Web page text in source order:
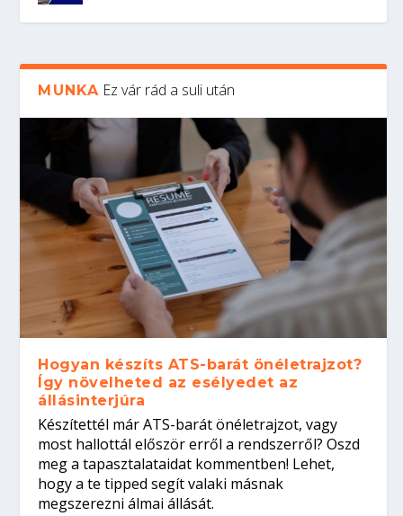
MUNKA Ez vár rád a suli után
Hogyan készíts ATS-barát önéletrajzot?
Így növelheted az esélyedet az
állásinterjúra
Készítettél már ATS-barát önéletrajzot, vagy
most hallottál először erről a rendszerről? Oszd
meg a tapasztalataidat kommentben! Lehet,
hogy a te tipped segít valaki másnak
megszerezni álmai állását.